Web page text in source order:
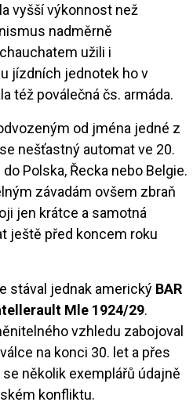
vyšší výkonnost než
nadměrně
užili i
jízdních jednotek ho v
též poválečná čs. armáda.
od jména jedné z
nešťastný automat ve 20.
Polska, Řecka nebo Belgie.
závadám ovšem zbraň
jen krátce a samotná
ještě před koncem roku
stával jednak americký BAR
Mle 1924/29.
vzhledu zabojoval
na konci 30. let a přes
několik exemplářů údajně
konfliktu.